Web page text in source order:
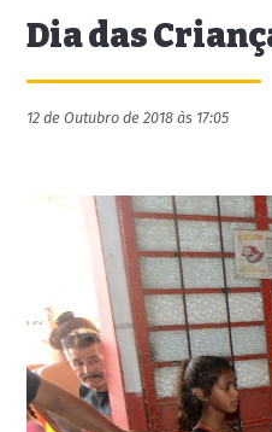
Dia das
12 de Outubro de 2018 às 17:05